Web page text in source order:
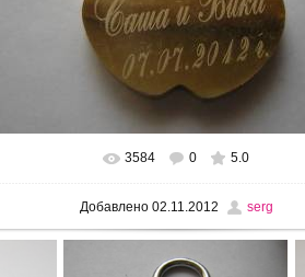
В реальном размере 560x420
3584 0 5.0
Добавлено02.11.2012 serg